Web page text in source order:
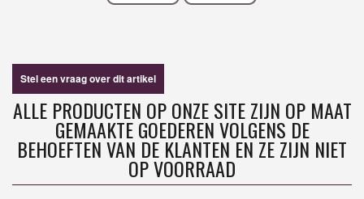
Stel een vraag over dit artikel
ALLE PRODUCTEN OP ONZE SITE ZIJN OP MAAT
GEMAAKTE GOEDEREN VOLGENS DE
BEHOEFTEN VAN DE KLANTEN EN ZE ZIJN NIET
OP VOORRAAD